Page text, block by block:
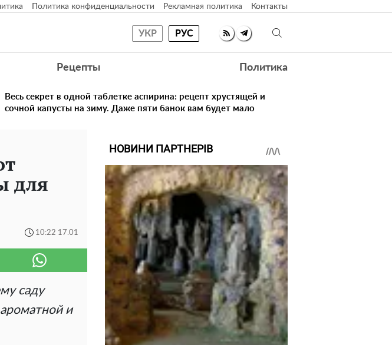
Политика конфиденциальности Рекламная политика Контакты
УКР РУС
Рецепты Политика
Весь секрет в одной таблетке аспирина: рецепт хрустящей и
сочной капусты на зиму. Даже пяти банок вам будет мало
для
10:22 17.01
саду
и
НОВИНИ ПАРТНЕРІВ